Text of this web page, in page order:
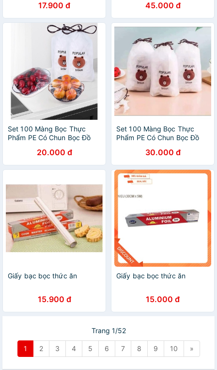
100 Túi Bọc Thực Phẩm Đa
Năng
17.900 đ
100 Túi Bọc Thực Phẩm Đa
Năng
45.000 đ
Set 100 Màng Bọc Thực
Phẩm PE Có Chun Bọc Đồ
100 Túi Bọc Thực Phẩm Đa
Năng
20.000 đ
Set 100 Màng Bọc Thực
Phẩm PE Có Chun Bọc Đồ
100 Túi Bọc Thực Phẩm Đa
Năng
30.000 đ
Giấy bạc bọc thức ăn
15.900 đ
Giấy bạc bọc thức ăn
15.000 đ
Trang 1/52
1 2 3 4 5 6 7 8 9 10 »